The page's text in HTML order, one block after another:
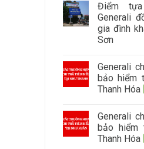
Điểm
Generali
gia đình
Sơn
Generali
bảo hiểm
Thanh Hóa
Generali
bảo hiểm
Thanh Hóa